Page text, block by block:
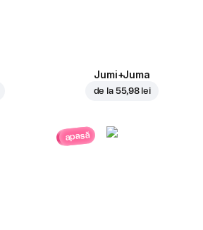
Jumi+Juma
de la 55,98 lei
apasă